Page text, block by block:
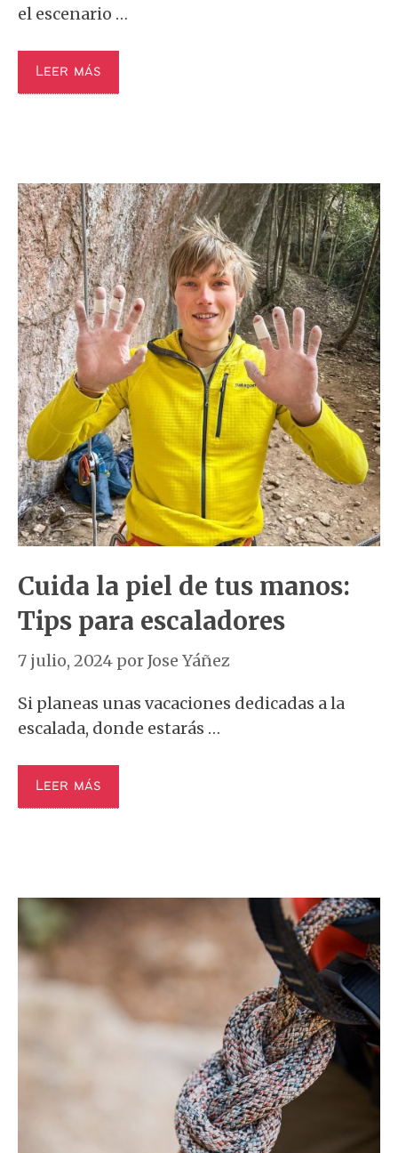
el escenario …
Leer más
Cuida la piel de tus manos:
Tips para escaladores
7 julio, 2024 porJose Yáñez
Si planeas unas vacaciones dedicadas a la
escalada, donde estarás …
Leer más